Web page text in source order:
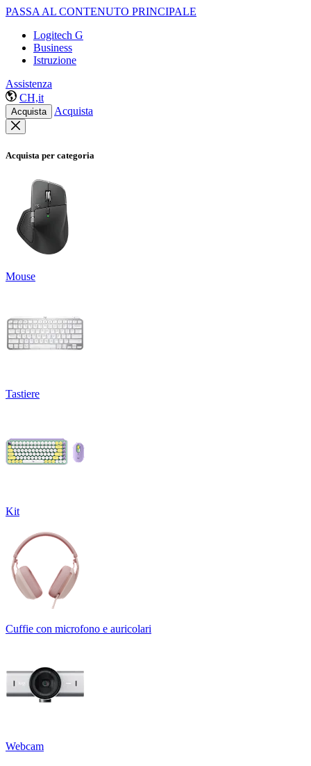
PASSA AL CONTENUTO PRINCIPALE
Logitech G
Business
Istruzione
Assistenza
CH,it
Acquista Acquista
Acquista per categoria
Mouse
Tastiere
Kit
Cuffie con microfono e auricolari
Webcam